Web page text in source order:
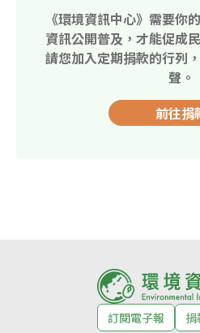
《環境資訊中心》需要你
資訊公開普及，才能促成
請您加入定期捐款的行列
聲。
前往捐
訂閱電子報
捐